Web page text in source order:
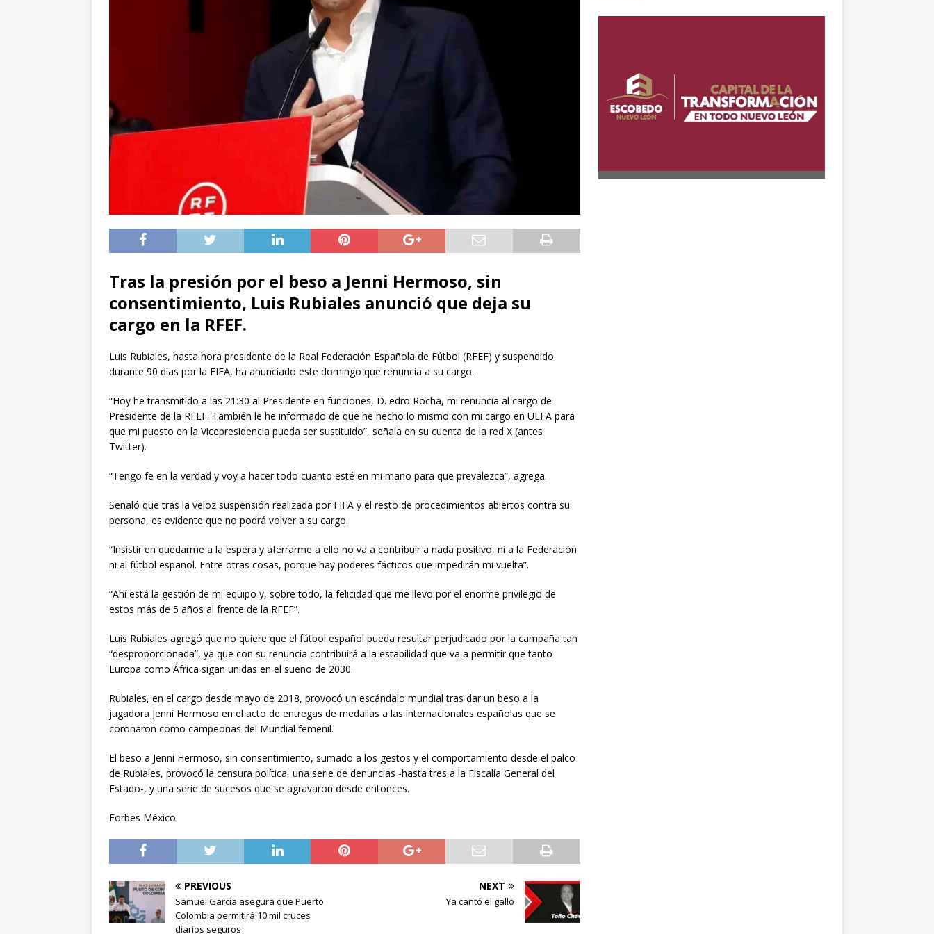
Tras la presión por el beso a Jenni Hermoso, sin
consentimiento, Luis Rubiales anunció que deja su
cargo en la RFEF.
Luis Rubiales, hasta hora presidente de la Real Federación Española de Fútbol (RFEF) y suspendido
durante 90 días por la FIFA, ha anunciado este domingo que renuncia a su cargo.
“Hoy he transmitido a las 21:30 al Presidente en funciones, D. edro Rocha, mi renuncia al cargo de
Presidente de la RFEF. También le he informado de que he hecho lo mismo con mi cargo en UEFA para
que mi puesto en la Vicepresidencia pueda ser sustituido”, señala en su cuenta de la red X (antes
Twitter).
“Tengo fe en la verdad y voy a hacer todo cuanto esté en mi mano para que prevalezca”, agrega.
Señaló que tras la veloz suspensión realizada por FIFA y el resto de procedimientos abiertos contra su
persona, es evidente que no podrá volver a su cargo.
“Insistir en quedarme a la espera y aferrarme a ello no va a contribuir a nada positivo, ni a la Federación
ni al fútbol español. Entre otras cosas, porque hay poderes fácticos que impedirán mi vuelta”.
“Ahí está la gestión de mi equipo y, sobre todo, la felicidad que me llevo por el enorme privilegio de
estos más de 5 años al frente de la RFEF”.
Luis Rubiales agregó que no quiere que el fútbol español pueda resultar perjudicado por la campaña tan
“desproporcionada”, ya que con su renuncia contribuirá a la estabilidad que va a permitir que tanto
Europa como África sigan unidas en el sueño de 2030.
Rubiales, en el cargo desde mayo de 2018, provocó un escándalo mundial tras dar un beso a la
jugadora Jenni Hermoso en el acto de entregas de medallas a las internacionales españolas que se
coronaron como campeonas del Mundial femenil.
El beso a Jenni Hermoso, sin consentimiento, sumado a los gestos y el comportamiento desde el palco
de Rubiales, provocó la censura política, una serie de denuncias -hasta tres a la Fiscalía General del
Estado-, y una serie de sucesos que se agravaron desde entonces.
Forbes México
PREVIOUS
Samuel García asegura que Puerto
Colombia permitirá 10 mil cruces
diarios seguros
NEXT
Ya cantó el gallo